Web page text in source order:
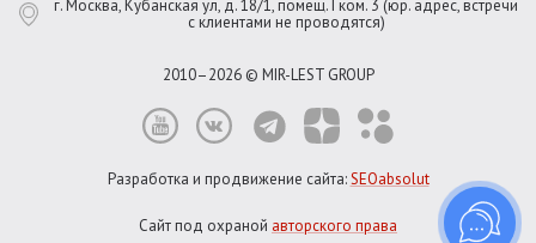
г. Москва, Кубанская ул, д. 18/1, помещ. I ком. 3 (юр. адрес, встречи
с клиентами не проводятся)
2010–2026 © MIR-LEST GROUP
Разработка и продвижение сайта:SEOabsolut
Сайт под охраной авторского права